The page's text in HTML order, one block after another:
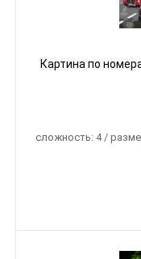
Картина по
сложность: 4 /